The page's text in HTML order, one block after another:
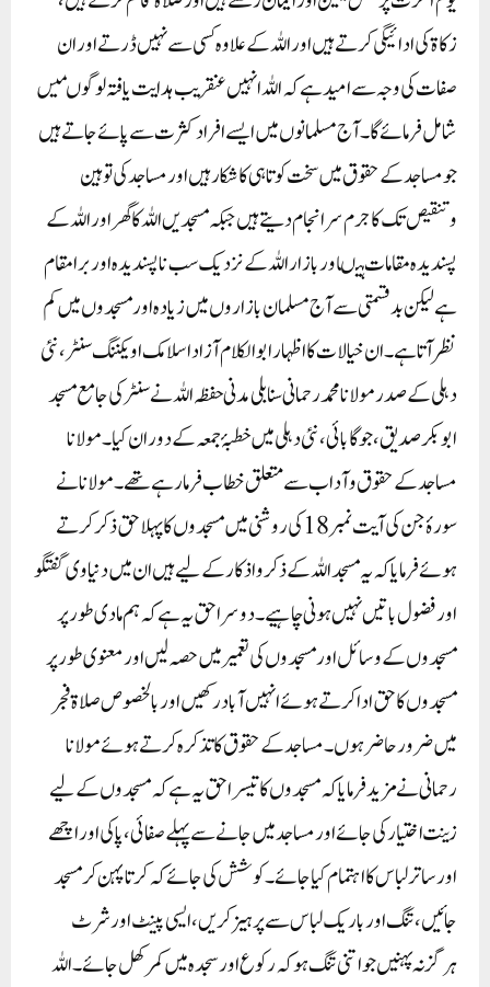
زکاۃ کی ادائیگی کرتے ہیں اوراللہ کے علاوہ کسی سے نہیں ڈرتے اور ان
صفات کی وجہ سے امید ہے کہ اللہ انہیں عنقریب ہدایت یافتہ لوگوںمیں
شامل فرمائے گا ۔ آج مسلمانوں میں ایسے افراد کثرت سے پائے جاتے ہیں
جومساجد کے حقوق میں سخت کوتاہی کا شکار ہیں اور مساجد کی توہین
وتنقیص تک کا جرم سرانجام دیتے ہیں جبکہ مسجدیں اللہ کا گھر اوراللہ کے
پسندیدہ مقامات ہیںاوربازار اللہ کے نزدیک سب ناپسندیدہ اوربرا مقام
ہے لیکن بدقسمتی سے آج مسلمان بازاروں میں زیادہ اور مسجدوں میں کم
نظر آتا ہے ۔ان خیالات کا اظہار ابوالکلام آزاد اسلامک اویکننگ سنٹر ، نئی
دہلی کے صدر مولانا محمد رحمانی سنابلی مدنی حفظہ اللہ نے سنٹر کی جامع مسجد
ابوبکرصدیق،جوگابائی ، نئی دہلی میں خطبۂ جمعہ کے دوران کیا ۔ مولانا
مساجد کے حقوق وآداب سے متعلق خطاب فرمارہے تھے ۔ مولانا نے
سورۂ جن کی آیت نمبر 18کی روشنی میں مسجدوں کا پہلا حق ذکر کرتے
ہوئے فرمایا کہ یہ مسجد اللہ کے ذکر واذکار کے لیے ہیں ان میں دنیاوی گفتگو
اورفضول باتیں نہیں ہونی چاہیے ۔ دوسرا حق یہ ہے کہ ہم مادی طور پر
مسجدوں کے وسائل اور مسجدوں کی تعمیر میں حصہ لیں اورمعنوی طورپر
مسجدوں کا حق ادا کرتے ہوئے انہیں آباد رکھیں اوربالخصوص صلاۃ فجر
میں ضرور حاضر ہوں۔مساجد کے حقوق کا تذکرہ کرتے ہوئے مولانا
رحمانی نے مزید فرمایا کہ مسجدوں کا تیسرا حق یہ ہے کہ مسجدوں کے لیے
زینت اختیار کی جائے اورمساجد میں جانے سے پہلے صفائی ، پاکی اور اچھے
اورساتر لباس کا اہتمام کیا جائے۔ کوشش کی جائے کہ کرتا پہن کر مسجد
جائیں، تنگ ا ورباریک لباس سے پرہیز کریں، ایسی پینٹ اورشرٹ
ہرگزنہ پہنیں جواتنی تنگ ہوکہ رکوع اور سجدہ میں کمر کھل جائے ۔اللہ